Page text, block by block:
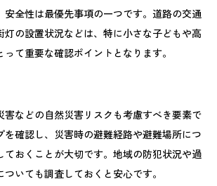
安全性は最優先事項の一つです。道路の交通
灯の設置状況などは、特に小さな子どもや高
て重要な確認ポイントとなります。
害などの自然災害リスクも考慮すべき要素で
を確認し、災害時の避難経路や避難場所につ
ておくことが大切です。地域の防犯状況や過
いても調査しておくと安心です。